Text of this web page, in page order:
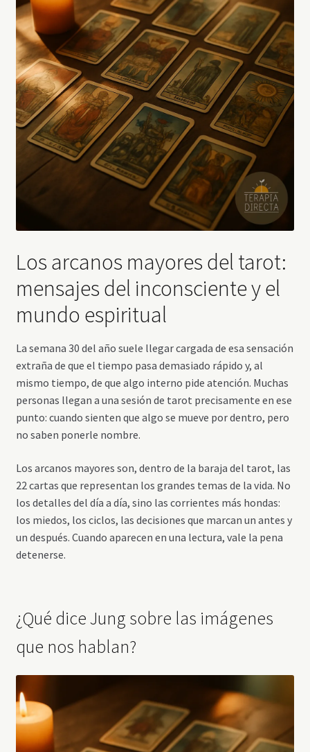
Los arcanos mayores del tarot:
mensajes del inconsciente y el
mundo espiritual
La semana 30 del año suele llegar cargada de esa sensación
extraña de que el tiempo pasa demasiado rápido y, al
mismo tiempo, de que algo interno pide atención. Muchas
personas llegan a una sesión de tarot precisamente en ese
punto: cuando sienten que algo se mueve por dentro, pero
no saben ponerle nombre.
Los arcanos mayores son, dentro de la baraja del tarot, las
22 cartas que representan los grandes temas de la vida. No
los detalles del día a día, sino las corrientes más hondas:
los miedos, los ciclos, las decisiones que marcan un antes y
un después. Cuando aparecen en una lectura, vale la pena
detenerse.
¿Qué dice Jung sobre las imágenes
que nos hablan?